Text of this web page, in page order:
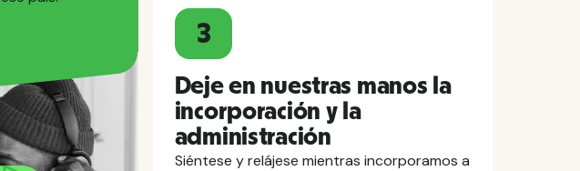
3
Deje en nuestras manos la
incorporación y la
administración
Siéntese y relájese mientras incorporamos a